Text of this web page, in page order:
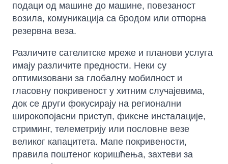
подаци од машине до машине, повезаност
возила, комуникација са бродом или отпорна
резервна веза.
Различите сателитске мреже и планови услуга
имају различите предности. Неки су
оптимизовани за глобалну мобилност и
гласовну покривеност у хитним случајевима,
док се други фокусирају на регионални
широкопојасни приступ, фиксне инсталације,
стриминг, телеметрију или пословне везе
великог капацитета. Мапе покривености,
правила поштеног коришћења, захтеви за